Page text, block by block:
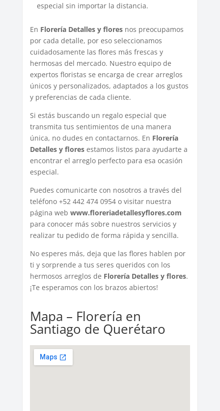
especial sin importar la distancia.
En Florería Detalles y floresnos preocupamos
por cada detalle, por eso seleccionamos
cuidadosamente las flores más frescas y
hermosas del mercado. Nuestro equipo de
expertos floristas se encarga de crear arreglos
únicos y personalizados, adaptados a los gustos
y preferencias de cada cliente.
Si estás buscando un regalo especial que
transmita tus sentimientos de una manera
única, no dudes en contactarnos. En Florería
Detalles y floresestamos listos para ayudarte a
encontrar el arreglo perfecto para esa ocasión
especial.
Puedes comunicarte con nosotros a través del
teléfono +52 442 474 0954 o visitar nuestra
página web www.floreriadetallesyflores.com
para conocer más sobre nuestros servicios y
realizar tu pedido de forma rápida y sencilla.
No esperes más, deja que las flores hablen por
ti y sorprende a tus seres queridos con los
hermosos arreglos de Florería Detalles y flores.
¡Te esperamos con los brazos abiertos!
Mapa – Florería en
Santiago de Querétaro